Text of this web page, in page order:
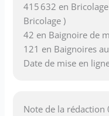
415 632 en
Bricolage )
42 en Baignoire de
121 en Baignoires
Date de mise en
Note de la rédaction